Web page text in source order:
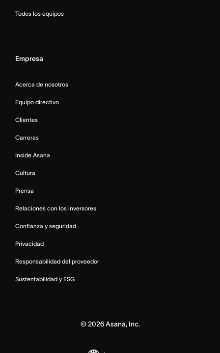
Todos los equipos
Empresa
Acerca de nosotros
Equipo directivo
Clientes
Carreras
Inside Asana
Cultura
Prensa
Relaciones con los inversores
Confianza y seguridad
Privacidad
Responsabilidad del proveedor
Sustentabilidad y ESG
©2026Asana, Inc.